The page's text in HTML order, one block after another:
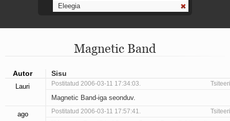
Eleegia
Ahtumine
Mu isamaa on minu arm
Ma mustas öös näen...
Aeg
Oota mind
Ih-ih-hii ja ah-ah-haa
Päikeselapsed
Magnetic Band
Autor Sisu
Lauri Postitatud 2006-03-11 17:34:03. Tsiteeri
Magnetic Band-iga seonduv.
ago Postitatud 2006-03-11 17:57:41. Tsiteeri